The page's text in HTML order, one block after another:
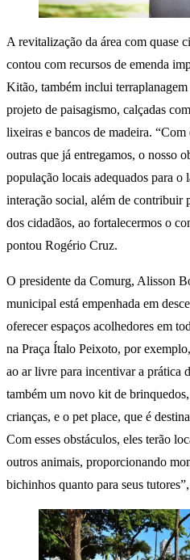
A revitalização da área com quase
contou com recursos de emenda
Kitão, também inclui
projeto de paisagismo, calçadas
lixeiras e bancos de madeira. “Com
outras que já entregamos, o nosso
população locais adequados para o
interação social, além de contribuir
dos cidadãos, ao fortalecermos o
pontou Rogério Cruz.
O presidente da Comurg, Alisson
municipal está empenhada em
oferecer espaços acolhedores em
na Praça Ítalo Peixoto, por
ao ar livre para incentivar a prática
também um novo kit de
crianças, e o pet place, que é
Com esses obstáculos, eles terão
outros animais, proporcionando
bichinhos quanto para seus